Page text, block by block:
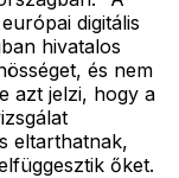
digitális
hivatalos
és nem
azt jelzi, hogy a
eltarthatnak,
őket.